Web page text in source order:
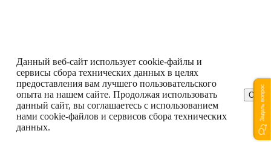
Данный веб-сайт использует cookie-файлы и
сервисы сбора технических данных в целях
предоставления вам лучшего пользовательского
опыта на нашем сайте. Продолжая использовать
данный сайт, вы соглашаетесь с использованием
нами cookie-файлов и сервисов сбора технических
данных.
ОК Задать вопрос